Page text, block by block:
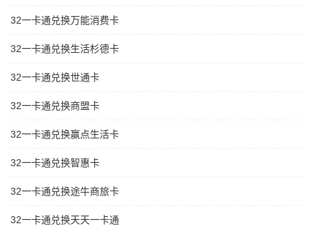
32一卡通兑换万能消费卡
32一卡通兑换生活杉德卡
32一卡通兑换世通卡
32一卡通兑换商盟卡
32一卡通兑换赢点生活卡
32一卡通兑换智惠卡
32一卡通兑换途牛商旅卡
32一卡通兑换天天一卡通